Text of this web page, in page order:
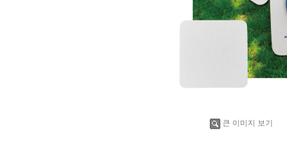
큰 이미지 보기